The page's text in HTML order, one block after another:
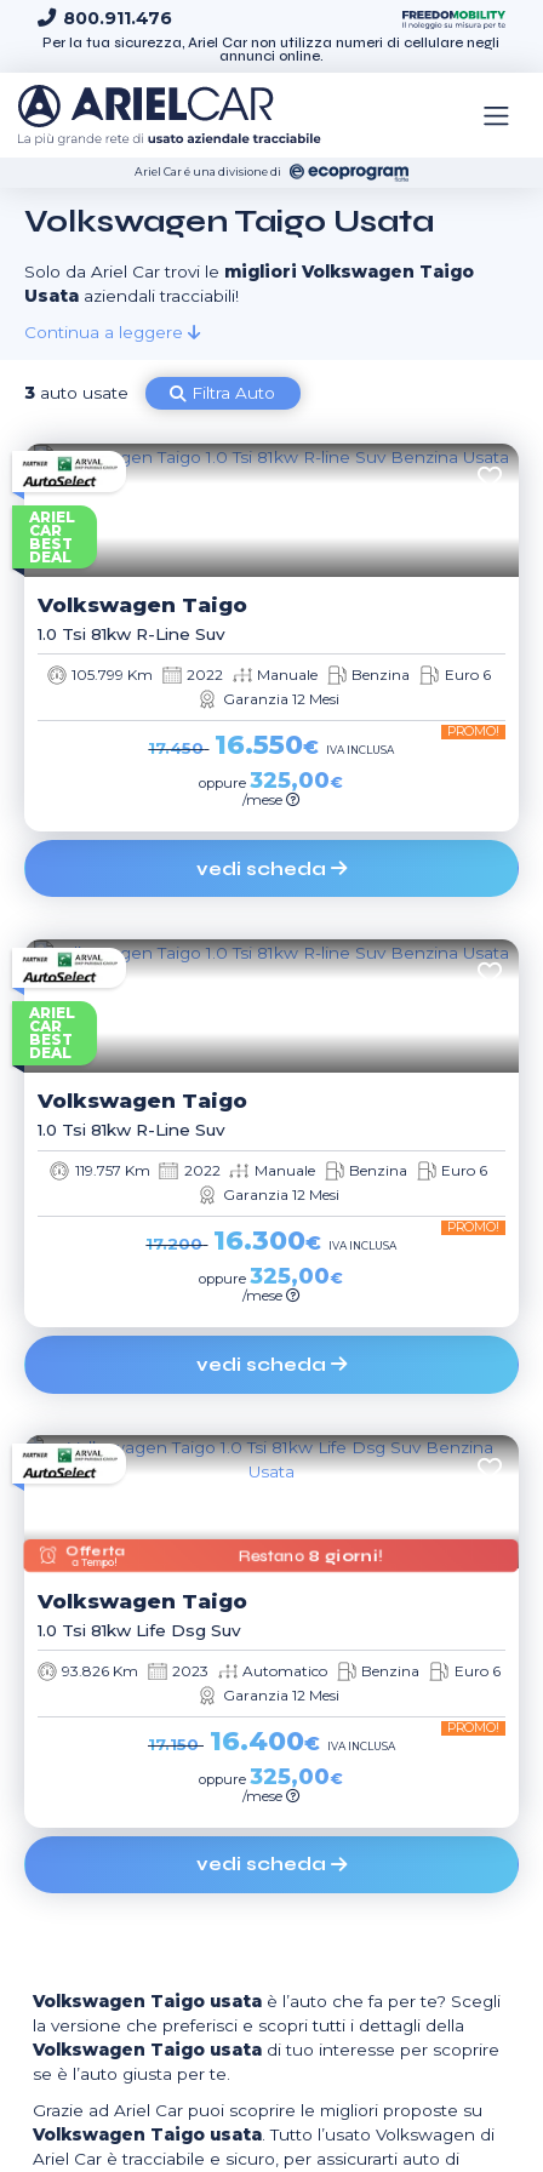
Skip to content
800.911.476
Per la tua sicurezza, Ariel Car non utilizza numeri di cellulare negli
annunci online.
Ariel Car é una divisione di
Volkswagen Taigo Usata
Solo da Ariel Car trovi le migliori Volkswagen Taigo
Usata aziendali tracciabili!
Continua a leggere
3 auto usate Filtra Auto
ARIEL
CAR
BEST
DEAL
Volkswagen Taigo
1.0 Tsi 81kw R-Line Suv
105.799 Km 2022 Manuale Benzina
Euro 6
Garanzia 12 Mesi
17.450 16.550€
PROMO!
IVA INCLUSA
oppure325,00€
/mese
vedi scheda
ARIEL
CAR
BEST
DEAL
Volkswagen Taigo
1.0 Tsi 81kw R-Line Suv
119.757 Km 2022 Manuale Benzina
Euro 6
Garanzia 12 Mesi
17.200 16.300€
PROMO!
IVA INCLUSA
oppure325,00€
/mese
vedi scheda
Offerta
a Tempo! Restano8 giorni
Volkswagen Taigo
1.0 Tsi 81kw Life Dsg Suv
93.826 Km 2023 Automatico Benzina
Euro 6
Garanzia 12 Mesi
17.150 16.400€
PROMO!
IVA INCLUSA
oppure325,00€
/mese
vedi scheda
Volkswagen Taigo usata è l’auto che fa per te? Scegli
la versione che preferisci e scopri tutti i dettagli della
Volkswagen Taigo usata di tuo interesse per scoprire
se è l’auto giusta per te.
Grazie ad Ariel Car puoi scoprire le migliori proposte su
Volkswagen Taigo usata . Tutto l’usato Volkswagen di
Ariel Car è tracciabile e sicuro, per assicurarti auto di